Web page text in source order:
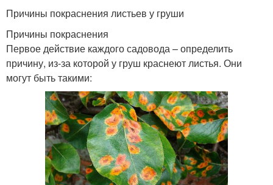
Причины покраснения листьев у груши
Причины покраснения
Первое действие каждого садовода – определить
причину, из-за которой у груш краснеют листья. Они
могут быть такими: